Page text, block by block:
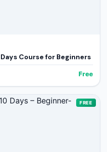
Course for Beginners
Free
FREE